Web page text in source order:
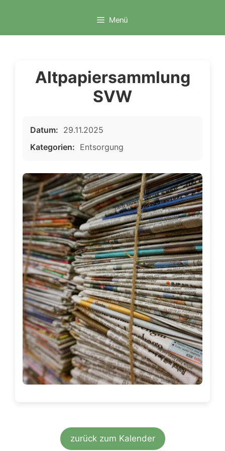
Menü
Altpapiersammlung
SVW
Datum: 29.11.2025
Kategorien: Entsorgung
zurück zum Kalender